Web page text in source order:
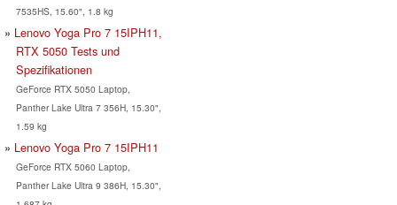
7535HS, 15.60", 1.8 kg
Lenovo Yoga Pro 7 15IPH11,
RTX 5050 Tests und
Spezifikationen
GeForce RTX 5050 Laptop,
Panther Lake Ultra 7 356H, 15.30",
1.59 kg
Lenovo Yoga Pro 7 15IPH11
GeForce RTX 5060 Laptop,
Panther Lake Ultra 9 386H, 15.30",